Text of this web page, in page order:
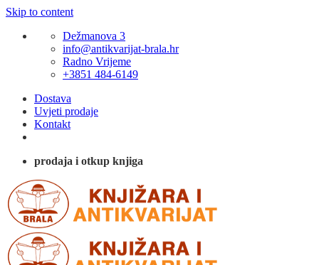
Skip to content
Dežmanova 3
info@antikvarijat-brala.hr
Radno Vrijeme
+3851 484-6149
Dostava
Uvjeti prodaje
Kontakt
prodaja i otkup knjiga